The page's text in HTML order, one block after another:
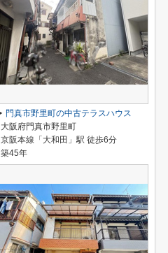
門真市野里町の中古テラスハウス
大阪府門真市野里町
京阪本線「大和田」駅 徒歩6分
築45年